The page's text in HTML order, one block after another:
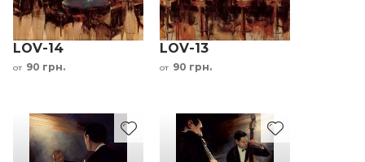
LOV-14
от 90 грн.
LOV-13
от 90 грн.